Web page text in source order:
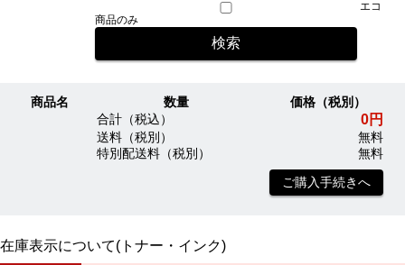
エコ
商品のみ
商品名 数量
価格（税別）
合計（税込）
0円
送料（税別）
無料
特別配送料（税別）
無料
ご購入手続きへ
在庫表示について(トナー・インク)